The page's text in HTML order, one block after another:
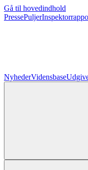
Gå til hovedindhold
PressePuljer
NyhederVidensbase